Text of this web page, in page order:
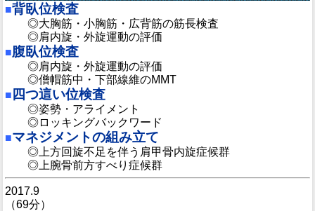
■背臥位検査
◎大胸筋・小胸筋・広背筋の筋長検査
◎肩内旋・外旋運動の評価
■腹臥位検査
◎肩内旋・外旋運動の評価
◎僧帽筋中・下部線維のMMT
■ 四つ這い位検査
◎姿勢・アライメント
◎ロッキングバックワード
■マネジメントの組み立て
◎上方回旋不足を伴う肩甲骨内旋症候群
◎上腕骨前方すべり症候群
2017.9
（69分）